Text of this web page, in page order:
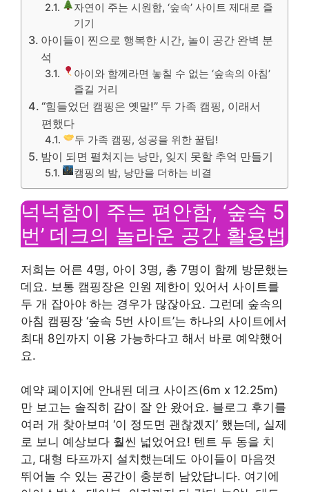
자연이 주는 시원함, ‘숲속’ 사이트 제대로 즐
기기
아이들이 찐으로 행복한 시간, 놀이 공간 완벽 분
석
아이와 함께라면 놓칠 수 없는 ‘숲속의 아침’
즐길 거리
“힘들었던 캠핑은 옛말!” 두 가족 캠핑, 이래서
편했다
두 가족 캠핑, 성공을 위한 꿀팁!
밤이 되면 펼쳐지는 낭만, 잊지 못할 추억 만들기
캠핑의 밤, 낭만을 더하는 비결
넉넉함이 주는 편안함, ‘숲속 5
번’ 데크의 놀라운 공간 활용법
저희는 어른 4명, 아이 3명, 총 7명이 함께 방문했는
데요. 보통 캠핑장은 인원 제한이 있어서 사이트를
두 개 잡아야 하는 경우가 많잖아요. 그런데 숲속의
아침 캠핑장 ‘숲속 5번 사이트’는 하나의 사이트에서
최대 8인까지 이용 가능하다고 해서 바로 예약했어
요.
예약 페이지에 안내된 데크 사이즈(6m x 12.25m)
만 보고는 솔직히 감이 잘 안 왔어요. 블로그 후기를
여러 개 찾아보며 ‘이 정도면 괜찮겠지’ 했는데, 실제
로 보니 예상보다 훨씬 넓었어요! 텐트 두 동을 치
고, 대형 타프까지 설치했는데도 아이들이 마음껏
뛰어놀 수 있는 공간이 충분히 남았답니다. 여기에